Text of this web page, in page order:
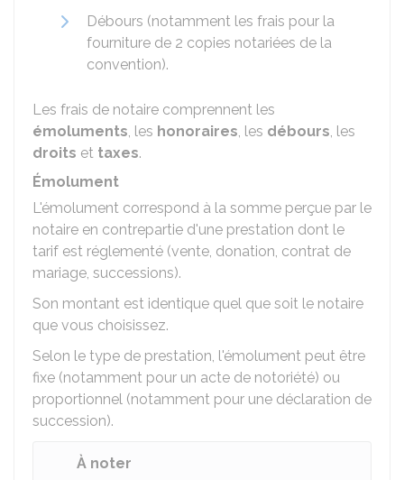
Débours (notamment les frais pour la
fourniture de 2 copies notariées de la
convention).
Les frais de notaire comprennent les
émoluments, les honoraires, les débours, les
droits et taxes.
Émolument
L'émolument correspond à la somme perçue par le
notaire en contrepartie d'une prestation dont le
tarif est réglementé (vente, donation, contrat de
mariage, successions).
Son montant est identique quel que soit le notaire
que vous choisissez.
Selon le type de prestation, l'émolument peut être
fixe (notamment pour un acte de notoriété) ou
proportionnel (notamment pour une déclaration de
succession).
À noter